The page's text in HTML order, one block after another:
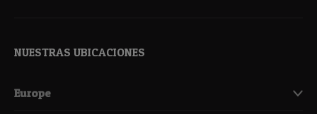
NUESTRAS UBICACIONES
Europe